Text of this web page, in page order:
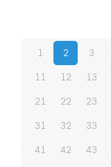
1 2 3
11
12 13
21
22 23
31
32 33
41
42 43